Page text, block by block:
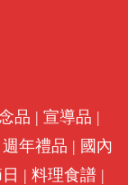
品 | 宣導品 |
週年禮品 | 國內
| 料理食譜 |